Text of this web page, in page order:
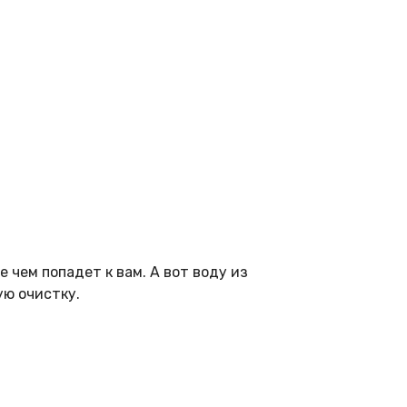
чем попадет к вам. А вот воду из
очистку.